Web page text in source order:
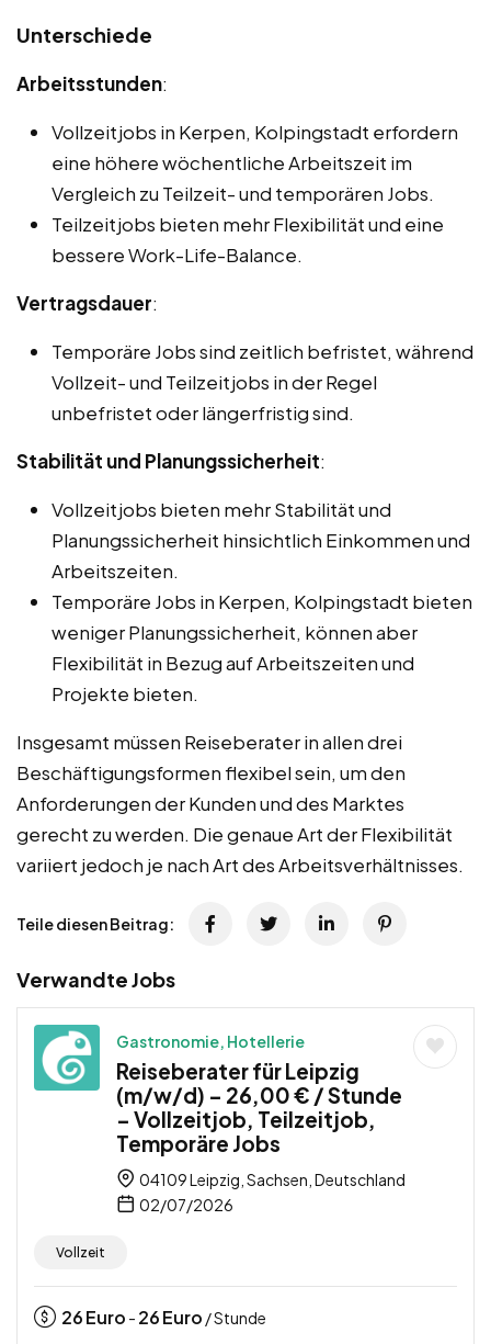
Unterschiede
Arbeitsstunden:
Vollzeitjobs in Kerpen, Kolpingstadt erfordern
eine höhere wöchentliche Arbeitszeit im
Vergleich zu Teilzeit- und temporären Jobs.
Teilzeitjobs bieten mehr Flexibilität und eine
bessere Work-Life-Balance.
Vertragsdauer:
Temporäre Jobs sind zeitlich befristet, während
Vollzeit- und Teilzeitjobs in der Regel
unbefristet oder längerfristig sind.
Stabilität und Planungssicherheit:
Vollzeitjobs bieten mehr Stabilität und
Planungssicherheit hinsichtlich Einkommen und
Arbeitszeiten.
Temporäre Jobs in Kerpen, Kolpingstadt bieten
weniger Planungssicherheit, können aber
Flexibilität in Bezug auf Arbeitszeiten und
Projekte bieten.
Insgesamt müssen Reiseberater in allen drei
Beschäftigungsformen flexibel sein, um den
Anforderungen der Kunden und des Marktes
gerecht zu werden. Die genaue Art der Flexibilität
variiert jedoch je nach Art des Arbeitsverhältnisses.
Teile diesen Beitrag:
Verwandte Jobs
Gastronomie, Hotellerie
Reiseberater für Leipzig
(m/w/d) – 26,00 € / Stunde
– Vollzeitjob, Teilzeitjob,
Temporäre Jobs
04109 Leipzig, Sachsen, Deutschland
02/07/2026
Vollzeit
26Euro - 26Euro / Stunde